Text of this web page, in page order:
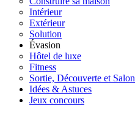
Intérieur
Extérieur
Solution
Évasion
Hôtel de luxe
Fitness
Sortie, Découverte et Salon
Idées & Astuces
Jeux concours